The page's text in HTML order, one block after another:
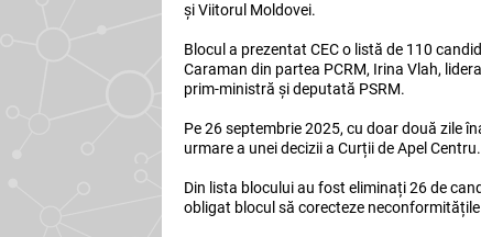
și Viitorul Moldovei.
Blocul a prezentat CEC o listă de 110
Caraman din partea PCRM, Irina Vlah,
prim-ministră și deputată PSRM.
Pe 26 septembrie 2025, cu doar două zile
urmare a unei decizii a Curții de Apel Centru.
Din lista blocului au fost eliminați 26 de
obligat blocul să corecteze